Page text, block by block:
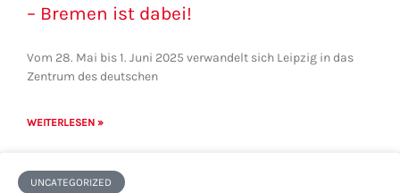
– Bremen ist dabei!
Vom 28. Mai bis 1. Juni 2025 verwandelt sich Leipzig in das
Zentrum des deutschen
WEITERLESEN »
UNCATEGORIZED